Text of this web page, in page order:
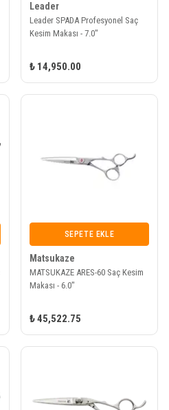
Leader
Leader SPADA Profesyonel Saç
Kesim Makası - 7.0"
₺ 14,950.00
SEPETE EKLE
Matsukaze
MATSUKAZE ARES-60 Saç Kesim
Makası - 6.0"
₺ 45,522.75